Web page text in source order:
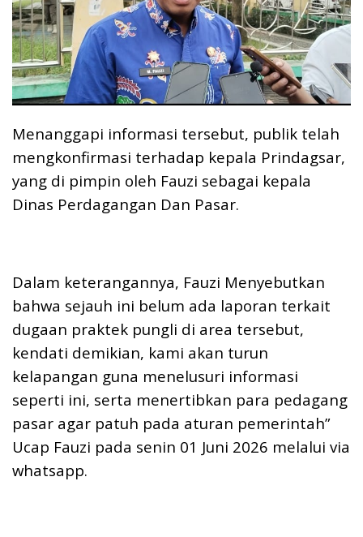
Menanggapi informasi tersebut, publik telah
mengkonfirmasi terhadap kepala Prindagsar,
yang di pimpin oleh Fauzi sebagai kepala
Dinas Perdagangan Dan Pasar.
Dalam keterangannya, Fauzi Menyebutkan
bahwa sejauh ini belum ada laporan terkait
dugaan praktek pungli di area tersebut,
kendati demikian, kami akan turun
kelapangan guna menelusuri informasi
seperti ini, serta menertibkan para pedagang
pasar agar patuh pada aturan pemerintah”
Ucap Fauzi pada senin 01 Juni 2026 melalui via
whatsapp.